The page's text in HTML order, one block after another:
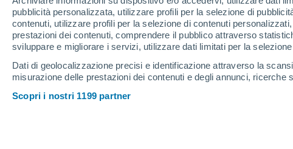
pubblicità personalizzata, utilizzare profili per la selezione di
contenuti, utilizzare profili per la selezione di contenuti
prestazioni dei contenuti, comprendere il pubblico attraverso
sviluppare e migliorare i servizi, utilizzare dati limitati per la
Dati di geolocalizzazione precisi e identificazione attraverso la
misurazione delle prestazioni dei contenuti e degli annunci, ricerche
Scopri i nostri 1199 partner
Fratte Rosa
Frontino
Frontone